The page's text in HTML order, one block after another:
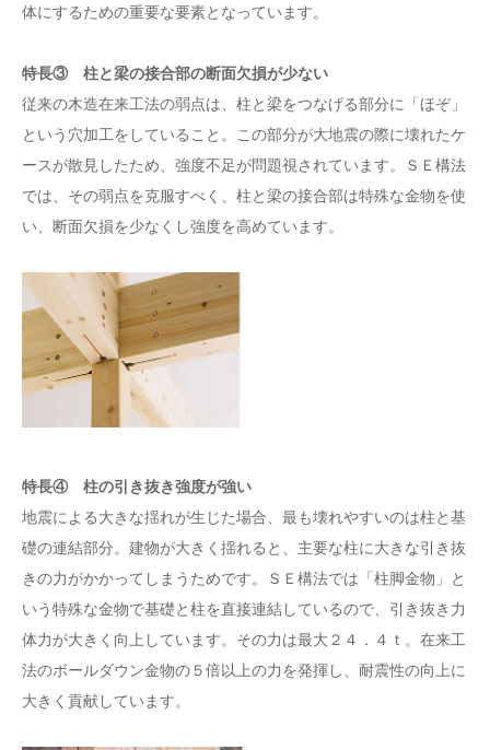
体にするための重要な要素となっています。
特長③ 柱と梁の接合部の断面欠損が少ない
従来の木造在来工法の弱点は、柱と梁をつなげる部分に「ほぞ」
という穴加工をしていること。この部分が大地震の際に壊れたケ
ースが散見したため、強度不足が問題視されています。ＳＥ構法
では、その弱点を克服すべく、柱と梁の接合部は特殊な金物を使
い、断面欠損を少なくし強度を高めています。
特長④ 柱の引き抜き強度が強い
地震による大きな揺れが生じた場合、最も壊れやすいのは柱と基
礎の連結部分。建物が大きく揺れると、主要な柱に大きな引き抜
きの力がかかってしまうためです。ＳＥ構法では「柱脚金物」と
いう特殊な金物で基礎と柱を直接連結しているので、引き抜き力
体力が大きく向上しています。その力は最大２４．４ｔ。在来工
法のボールダウン金物の５倍以上の力を発揮し、耐震性の向上に
大きく貢献しています。